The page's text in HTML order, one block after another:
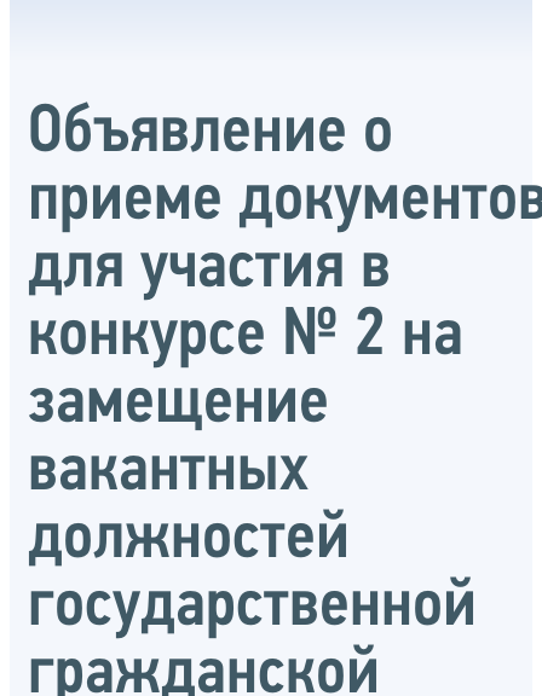
Объявление о
приеме
для участия в
конкурсе № 2 на
замещение
вакантных
должностей
государственной
гражданской